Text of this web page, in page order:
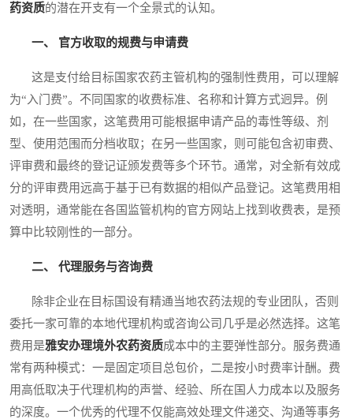
药资质的潜在开支有一个全景式的认知。
一、 官方收取的规费与申请费
这是支付给目标国家农药主管机构的强制性费用，可以理解
为“入门费”。不同国家的收费标准、名称和计算方式迥异。例
如，在一些国家，这笔费用可能根据申请产品的毒性等级、剂
型、使用范围而分档收取；在另一些国家，则可能包含初审费、
评审费和最终的登记证颁发费等多个环节。通常，对全新有效成
分的评审费用远高于基于已有数据的相似产品登记。这笔费用相
对透明，通常能在各国监管机构的官方网站上找到收费表，是预
算中比较刚性的一部分。
二、 代理服务与咨询费
除非企业在目标国设有精通当地农药法规的专业团队，否则
委托一家可靠的本地代理机构或咨询公司几乎是必然选择。这笔
费用是雅安办理境外农药资质成本中的主要弹性部分。服务费通
常有两种模式：一是固定项目总包价，二是按小时费率计酬。费
用高低取决于代理机构的声誉、经验、所在国人力成本以及服务
的深度。一个优秀的代理不仅能高效处理文件递交、沟通等事务